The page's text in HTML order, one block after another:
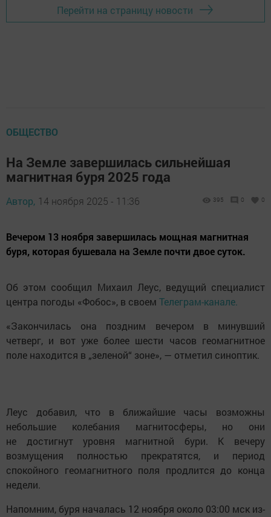
Перейти на страницу новости
ОБЩЕСТВО
На Земле завершилась сильнейшая
магнитная буря 2025 года
Автор, 14 ноября 2025 - 11:36 395 0 0
Вечером 13 ноября завершилась мощная магнитная
буря, которая бушевала на Земле почти двое суток.
Об этом сообщил Михаил Леус, ведущий специалист
центра погоды «Фобос», в своем Телеграм-канале.
«Закончилась она поздним вечером в минувший
четверг, и вот уже более шести часов геомагнитное
поле находится в „зеленой“ зоне», — отметил синоптик.
Леус добавил, что в ближайшие часы возможны
небольшие колебания магнитосферы, но они
не достигнут уровня магнитной бури. К вечеру
возмущения полностью прекратятся, и период
спокойного геомагнитного поля продлится до конца
недели.
Напомним, буря началась 12 ноября около 03:00 мск из-